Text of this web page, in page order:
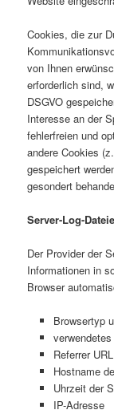
Cookies, die zur
von Ihnen
erforderlich sind,
DSGVO
Interesse an der
fehlerfreien und
andere Cookies
gespeichert
gesondert
Server-Log-
Der Provider der
Informationen in
Browser
Browsertyp
Referrer URL
Hostname
Uhrzeit der
IP-Adresse